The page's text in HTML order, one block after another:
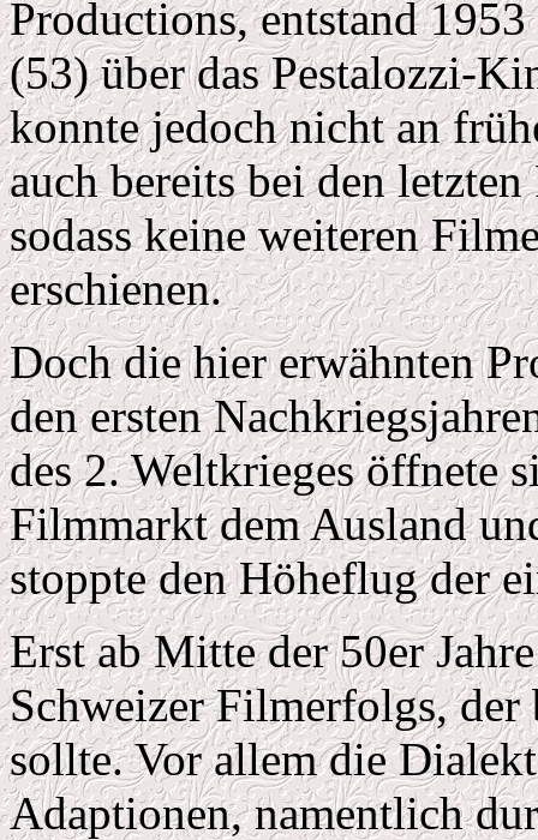
Productions, entstand
(53) über das Pestalozzi-
konnte jedoch nicht an
auch bereits bei den
sodass keine weiteren
erschienen.
Doch die hier erwähnten
den ersten
des 2. Weltkrieges öffnete
Filmmarkt dem Ausland
stoppte den Höheflug der
Erst ab Mitte der 50er
Schweizer Filmerfolgs, der
sollte. Vor allem die
Adaptionen, namentlich